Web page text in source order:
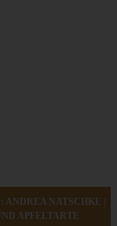
NATSCHKE |
APFELTARTE